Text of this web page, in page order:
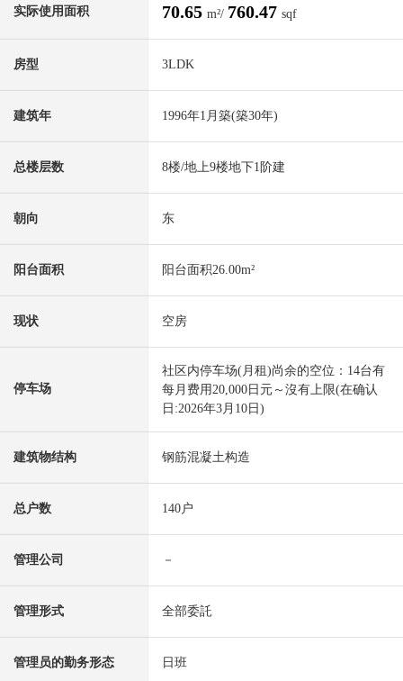
实际使用面积 70.65 m²/ 760.47 sqf
房型 3LDK
建筑年 1996年1月築(築30年)
总楼层数 8楼/地上9楼地下1阶建
朝向 东
阳台面积 阳台面积26.00m²
现状 空房
停车场
社区内停车场(月租)尚余的空位：14台有
每月费用20,000日元～沒有上限(在确认
日:2026年3月10日)
建筑物结构 钢筋混凝土构造
总户数 140户
管理公司 －
管理形式 全部委託
管理员的勤务形态 日班